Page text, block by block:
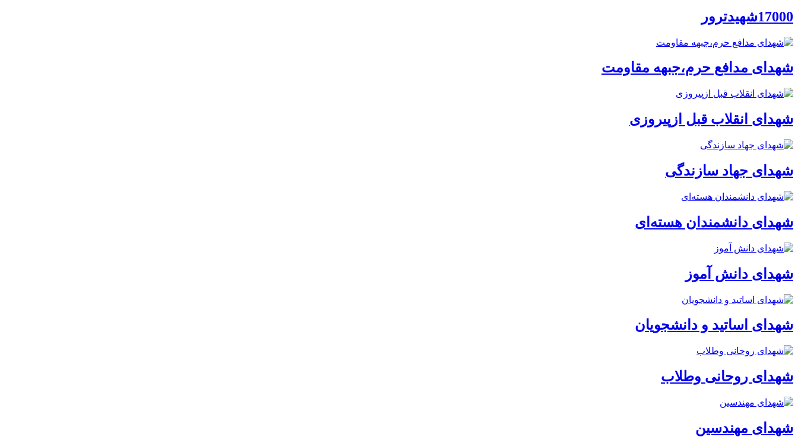
17000شهیدترور
شهدای مدافع حرم،جبهه مقاومت
شهدای انقلاب قبل ازپیروزی
شهدای جهاد سازندگی
شهدای دانشمندان هسته‌ای
شهدای دانش آموز
شهدای اساتید و دانشجویان
شهدای روحانی وطلاب
شهدای مهندسین